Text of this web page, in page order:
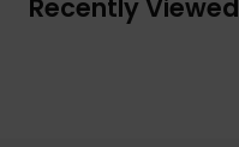
Recently Viewed